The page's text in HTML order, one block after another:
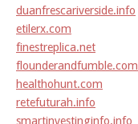
duanfrescariverside.info
etilerx.com
finestreplica.net
flounderandfumble.com
healthohunt.com
retefuturah.info
smartinvestinginfo.info